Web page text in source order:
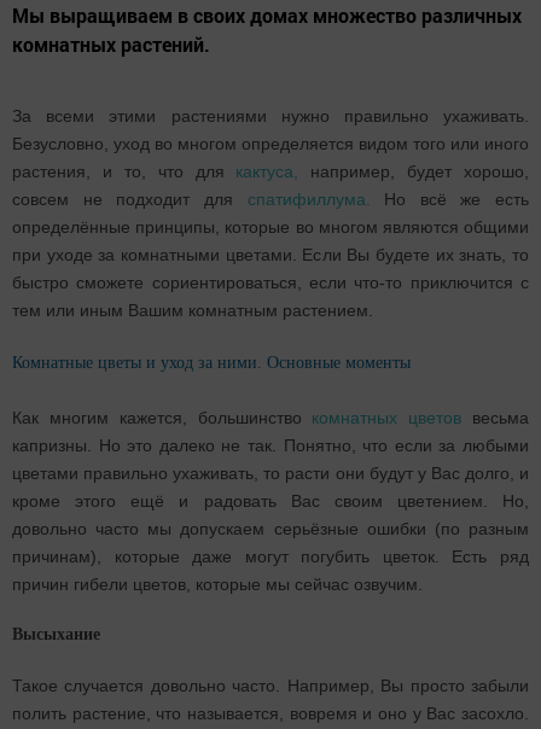
Мы выращиваем в своих домах множество различных
комнатных растений.
За всеми этими растениями нужно правильно ухаживать.
Безусловно, уход во многом определяется видом того или иного
растения, и то, что для кактуса,
например, будет хорошо,
совсем не подходит для спатифиллума.
Но всё же есть
определённые принципы, которые во многом являются общими
при уходе за комнатными цветами. Если Вы будете их знать, то
быстро сможете сориентироваться, если что-то приключится с
тем или иным Вашим комнатным растением.
Комнатные цветы и уход за ними. Основные моменты
Как многим кажется, большинство комнатных цветов весьма
капризны. Но это далеко не так. Понятно, что если за любыми
цветами правильно ухаживать, то расти они будут у Вас долго, и
кроме этого ещё и радовать Вас своим цветением. Но,
довольно часто мы допускаем серьёзные ошибки (по разным
причинам), которые даже могут погубить цветок. Есть ряд
причин гибели цветов, которые мы сейчас озвучим.
Высыхание
Такое случается довольно часто. Например, Вы просто забыли
полить растение, что называется, вовремя и оно у Вас засохло.